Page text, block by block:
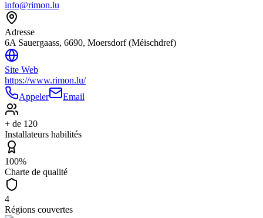
info@rimon.lu
Adresse
6A Sauergaass, 6690, Moersdorf (Méischdref)
Site Web
https://www.rimon.lu/
Appeler
Email
+ de 120
Installateurs habilités
100%
Charte de qualité
4
Régions couvertes